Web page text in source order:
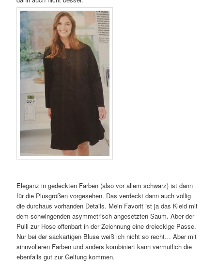
Eleganz in gedeckten Farben (also vor allem schwarz) ist dann
für die Plusgrößen vorgesehen. Das verdeckt dann auch völlig
die durchaus vorhanden Details. Mein Favorit ist ja das Kleid mit
dem schwingenden asymmetrisch angesetzten Saum. Aber der
Pulli zur Hose offenbart in der Zeichnung eine dreieckige Passe.
Nur bei der sackartigen Bluse weiß ich nicht so recht… Aber mit
sinnvolleren Farben und anders kombiniert kann vermutlich die
ebenfalls gut zur Geltung kommen.